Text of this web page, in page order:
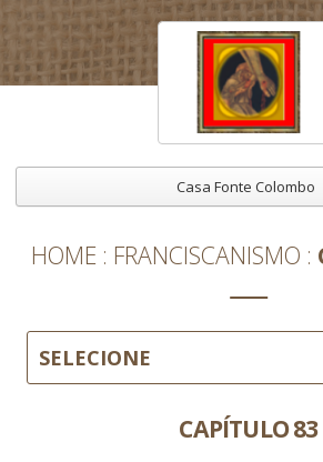
Casa Fonte Colombo
HOME FRANCISCANISMO
SELECIONE
CAPÍTULO 83